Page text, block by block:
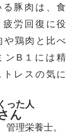
豚肉は、食
労回復に役
や鶏肉と比べ
ンB１には精
レスの気に
った人
ん
管理栄養士。